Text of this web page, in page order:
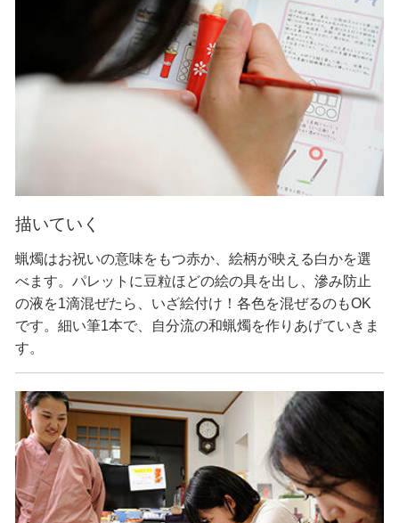
描いていく
蝋燭はお祝いの意味をもつ赤か、絵柄が映える白かを選
べます。パレットに豆粒ほどの絵の具を出し、滲み防止
の液を1滴混ぜたら、いざ絵付け！各色を混ぜるのもOK
です。細い筆1本で、自分流の和蝋燭を作りあげていきま
す。